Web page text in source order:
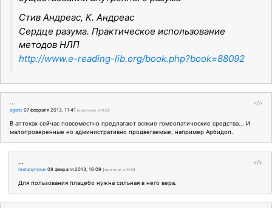
Стив Андреас, К. Андреас
Сердце разума. Практическое использование
методов НЛП
http://www.e-reading-lib.org/book.php?book=88092
</>
...
agens 07 февраля 2013, 11:41 (оригинал в ЖЖ)
В аптеках сейчас повсеместно предлагают всякие гомеопатические средства... И
малопроверенные но административно продвегаемые, например Арбидол.
</>
...
metanymous 08 февраля 2013, 16:09 (оригинал в ЖЖ)
Для пользования плацебо нужна сильная в него вера.